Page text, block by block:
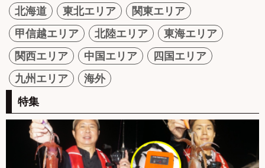
北海道 東北エリア
関東エリア
甲信越エリア
北陸エリア
東海エリア
関西エリア
中国エリア
四国エリア
九州エリア
海外
特集